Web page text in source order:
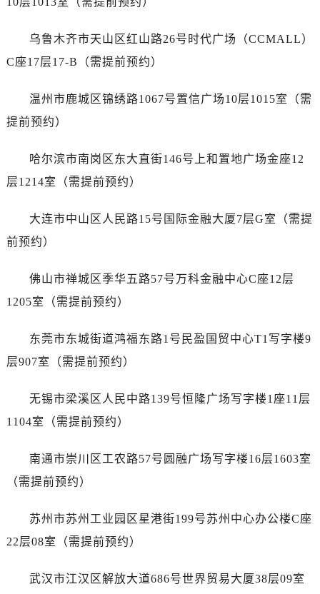
乌鲁木齐市天山区红山路26号时代广场（CCMALL）
C座17层17-B（需提前预约）
温州市鹿城区锦绣路1067号置信广场10层1015室（需
提前预约）
哈尔滨市南岗区东大直街146号上和置地广场金座12
层1214室（需提前预约）
大连市中山区人民路15号国际金融大厦7层G室（需提
前预约）
佛山市禅城区季华五路57号万科金融中心C座12层
1205室（需提前预约）
东莞市东城街道鸿福东路1号民盈国贸中心T1写字楼9
层907室（需提前预约）
无锡市梁溪区人民中路139号恒隆广场写字楼1座11层
1104室（需提前预约）
南通市崇川区工农路57号圆融广场写字楼16层1603室
（需提前预约）
苏州市苏州工业园区星港街199号苏州中心办公楼C座
22层08室（需提前预约）
武汉市江汉区解放大道686号世界贸易大厦38层09室